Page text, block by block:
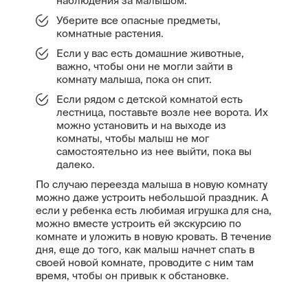
Уберите все опасные предметы,
комнатные растения.
Если у вас есть домашние животные,
важно, чтобы они не могли зайти в
комнату малыша, пока он спит.
Если рядом с детской комнатой есть
лестница, поставьте возле нее ворота. Их
можно установить и на выходе из
комнаты, чтобы малыш не мог
самостоятельно из нее выйти, пока вы
далеко.
По случаю переезда малыша в новую комнату
можно даже устроить небольшой праздник. А
если у ребенка есть любимая игрушка для сна,
можно вместе устроить ей экскурсию по
комнате и уложить в новую кровать. В течение
дня, еще до того, как малыш начнет спать в
своей новой комнате, проводите с ним там
время, чтобы он привык к обстановке.